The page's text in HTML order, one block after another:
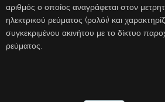
αριθμός ο οποίος αναγράφεται στον
ηλεκτρικού ρεύματος (ρολόι) και
συγκεκριμένου ακινήτου με το δίκτυο
ρεύματος.